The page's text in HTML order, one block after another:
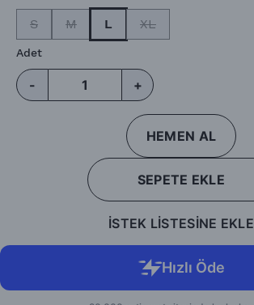
S M L XL
Adet
- +
HEMEN AL
SEPETE EKLE
İSTEK LİSTESİNE EKLE